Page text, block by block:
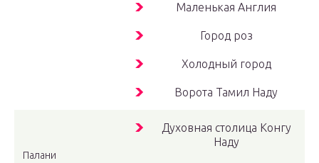
Маленькая Англия
Город роз
Холодный город
Ворота Тамил Наду
Палани
Духовная столица Конгу
Наду